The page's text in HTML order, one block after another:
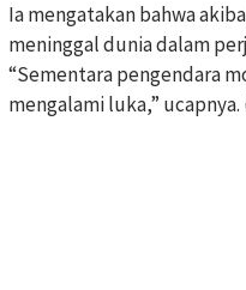
Ia mengatakan bahwa
meninggal dunia dalam
“Sementara pengendara
mengalami luka,” ucapnya.